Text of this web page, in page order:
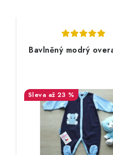
Bavlněný modrý
až 23 %